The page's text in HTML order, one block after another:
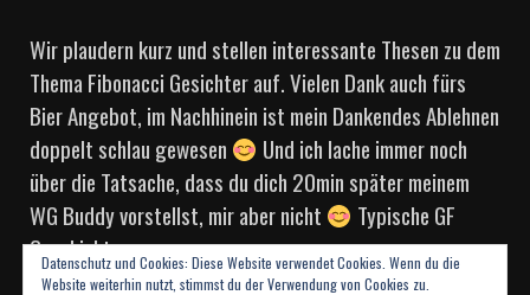
Wir plaudern kurz und stellen interessante Thesen zu dem
Thema Fibonacci Gesichter auf. Vielen Dank auch fürs
Bier Angebot, im Nachhinein ist mein Dankendes Ablehnen
doppelt schlau gewesen
Und ich lache immer noch
über die Tatsache, dass du dich 20min später meinem
WG Buddy vorstellst, mir aber nicht
Typische GF
Geschichten.
Datenschutz und Cookies: Diese Website verwendet Cookies. Wenn du die
Website weiterhin nutzt, stimmst du der Verwendung von Cookies zu.